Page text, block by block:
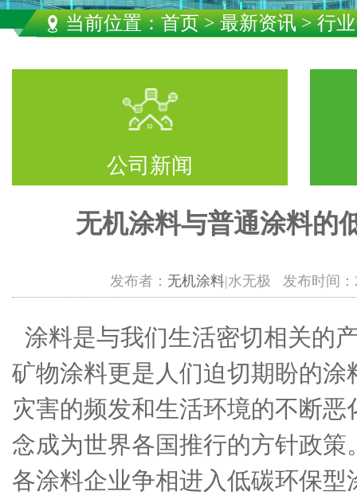
当前位置：首页>最新资讯> 行
公司新闻
无机涂料与普通涂料的
发布者： 无机涂料|水无极 发布时间：
涂料是与我们生活密切相关的
矿物涂料更是人们迫切期盼的
灾害的频发和生活环境的不断
念成为世界各国推行的方针政
各涂料企业争相进入低碳环保